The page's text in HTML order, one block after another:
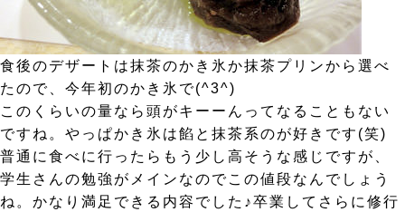
食後のデザートは抹茶のかき氷か抹茶プリンから選べ
たので、今年初のかき氷で(^3^)
このくらいの量なら頭がキーーんってなることもない
ですね。やっぱかき氷は餡と抹茶系のが好きです(笑)
普通に食べに行ったらもう少し高そうな感じですが、
学生さんの勉強がメインなのでこの値段なんでしょう
ね。かなり満足できる内容でした♪卒業してさらに修行